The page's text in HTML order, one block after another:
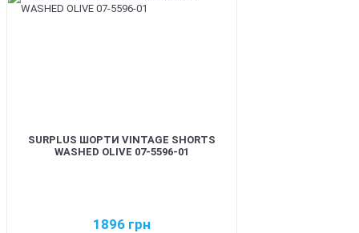
SURPLUS ШОРТИ VINTAGE SHORTS
WASHED OLIVE 07-5596-01
1896 грн